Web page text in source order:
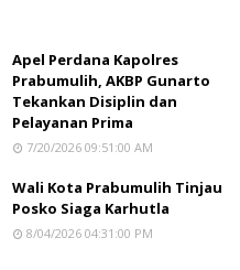
Apel Perdana Kapolres
Prabumulih, AKBP Gunarto
Tekankan Disiplin dan
Pelayanan Prima
7/20/2026 09:51:00 AM
Wali Kota Prabumulih Tinjau
Posko Siaga Karhutla
8/04/2026 04:31:00 PM